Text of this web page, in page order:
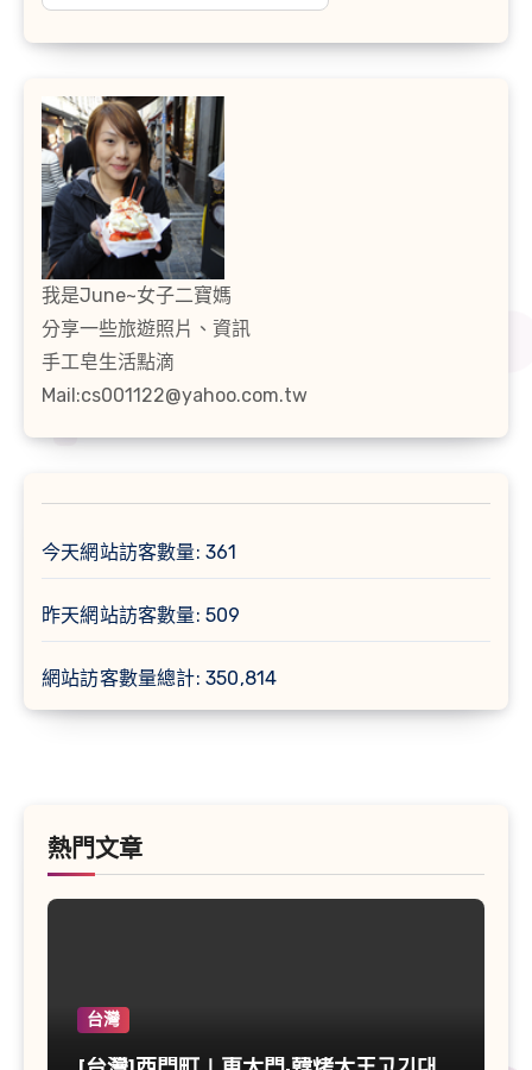
我是June~女子二寶媽
分享一些旅遊照片、資訊
手工皂生活點滴
Mail:cs001122@yahoo.com.tw
今天網站訪客數量: 361
昨天網站訪客數量: 509
網站訪客數量總計: 350,814
熱門文章
台灣